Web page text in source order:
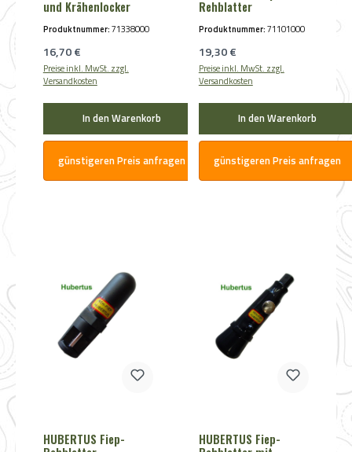
und Krähenlocker
Produktnummer:71338000
Regulärer Preis:
16,70 €
Preise inkl. MwSt. zzgl.
Versandkosten
In den Warenkorb
günstigeren Preis anfragen
Rehblatter
Produktnummer:71101000
Regulärer Preis:
19,30 €
Preise inkl. MwSt. zzgl.
Versandkosten
In den Warenkorb
günstigeren Preis anfragen
HUBERTUS Fiep-
HUBERTUS Fiep-